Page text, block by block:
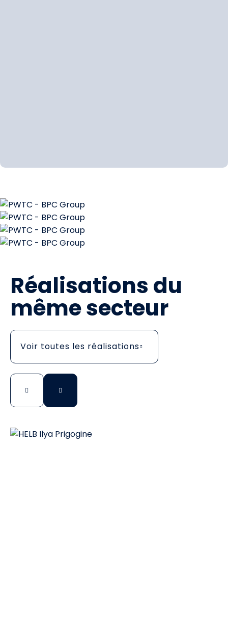
Réalisations du
même secteur
Voir toutes les réalisations